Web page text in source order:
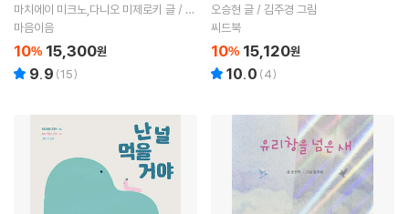
마치에이 미크노,다니오 미제로키 글 / 발
렌티나 고타르디 그림 / 이승수 역 / 장용
마음이음
10% 15,300원
9.9 (15)
오승현 글 / 김주경 그림
씨드북
10% 15,120원
10.0 (4)